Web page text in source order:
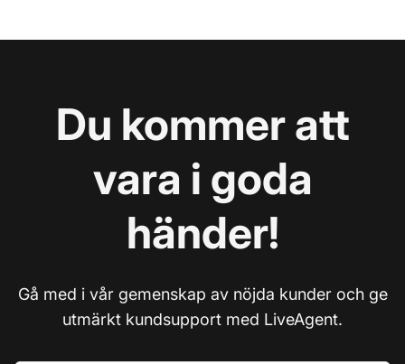
Du kommer att
vara i goda
händer!
Gå med i vår gemenskap av nöjda kunder och ge
utmärkt kundsupport med LiveAgent.